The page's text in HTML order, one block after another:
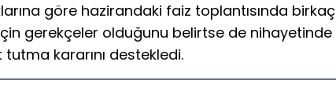
göre hazirandaki faiz toplantısında birkaç
gerekçeler olduğunu belirtse de nihayetinde
kararını destekledi.